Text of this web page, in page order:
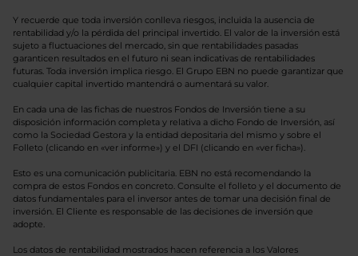
Y recuerde que toda inversión conlleva riesgos, incluida la ausencia de
rentabilidad y/o la pérdida del principal invertido. El valor de la inversión está
sujeto a fluctuaciones del mercado, sin que rentabilidades pasadas
garanticen resultados en el futuro ni sean indicativas de rentabilidades
futuras. Toda inversión implica riesgo. El Grupo EBN no puede garantizar que
cualquier capital invertido mantendrá o aumentará su valor.
En cada una de las fichas de nuestros Fondos de Inversión tiene a su
disposición información completa y relativa a dicho Fondo de Inversión, así
como la Sociedad Gestora y la entidad depositaria del mismo y sobre el
Folleto (clicando en «ver informe») y el DFI (clicando en «ver ficha»).
Esto es una comunicación publicitaria. EBN no está recomendando la
compra de estos Fondos en concreto. Consulte el folleto y el documento de
datos fundamentales para el inversor antes de tomar una decisión final de
inversión. El Cliente es responsable de las decisiones de inversión que
adopte.
Los datos de rentabilidad mostrados hacen referencia a los Valores